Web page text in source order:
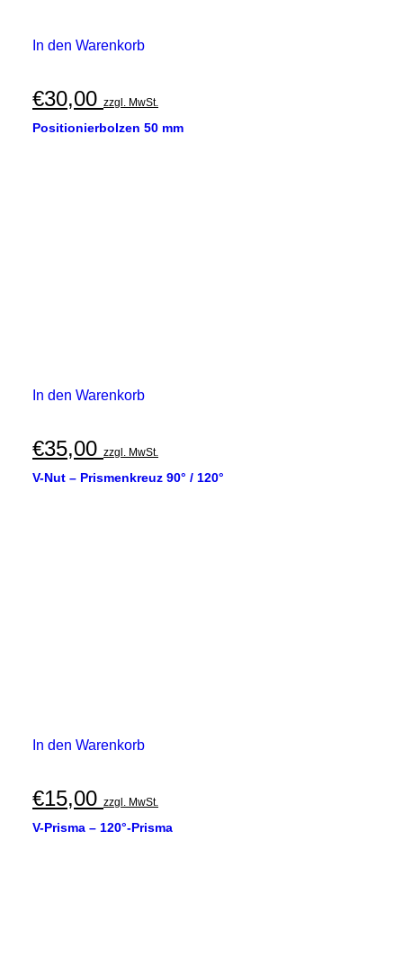
In den Warenkorb
€30,00 zzgl. MwSt.
Positionierbolzen 50 mm
In den Warenkorb
€35,00 zzgl. MwSt.
V-Nut – Prismenkreuz 90° / 120°
In den Warenkorb
€15,00 zzgl. MwSt.
V-Prisma – 120°-Prisma